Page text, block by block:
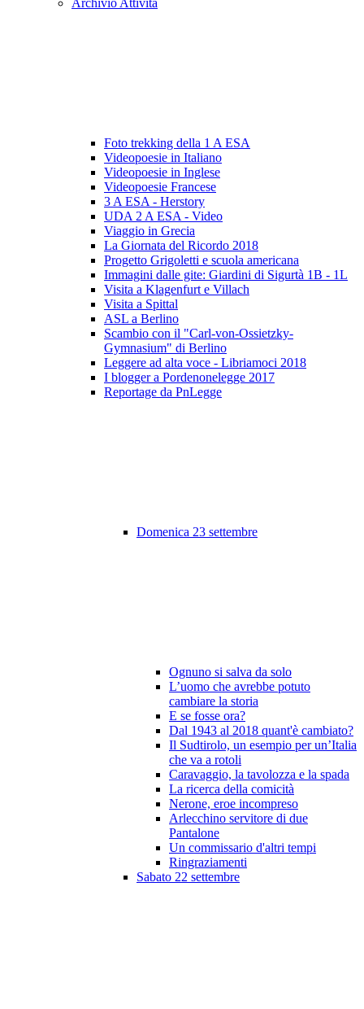
Archivio Attività
Foto trekking della 1 A ESA
Videopoesie in Italiano
Videopoesie in Inglese
Videopoesie Francese
3 A ESA - Herstory
UDA 2 A ESA - Video
Viaggio in Grecia
La Giornata del Ricordo 2018
Progetto Grigoletti e scuola americana
Immagini dalle gite: Giardini di Sigurtà 1B - 1L
Visita a Klagenfurt e Villach
Visita a Spittal
ASL a Berlino
Scambio con il "Carl-von-Ossietzky-
Gymnasium" di Berlino
Leggere ad alta voce - Libriamoci 2018
I blogger a Pordenonelegge 2017
Reportage da PnLegge
Domenica 23 settembre
Ognuno si salva da solo
L’uomo che avrebbe potuto
cambiare la storia
E se fosse ora?
Dal 1943 al 2018 quant'è cambiato?
Il Sudtirolo, un esempio per un’Italia
che va a rotoli
Caravaggio, la tavolozza e la spada
La ricerca della comicità
Nerone, eroe incompreso
Arlecchino servitore di due
Pantalone
Un commissario d'altri tempi
Ringraziamenti
Sabato 22 settembre